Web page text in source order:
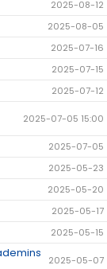
2025-08-12
2025-08-05
2025-07-16
2025-07-15
2025-07-12
2025-07-05 15:00
2025-07-05
2025-05-23
2025-05-20
2025-05-17
2025-05-15
2025-05-07